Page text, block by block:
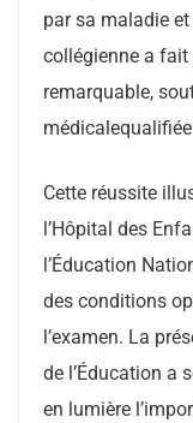
par sa maladie
collégienne a fait
remarquable,
Cette réussite
l’Hôpital des
l’Éducation
des conditions
l’examen. La
de l’Éducation a
en lumière